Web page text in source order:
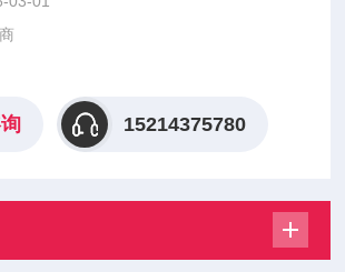
为水能（势能、动能、压能）的水力机械。
转时，叶片在离心力和压力油的。
15214375780